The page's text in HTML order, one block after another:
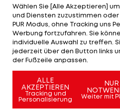
Die Dortmunder wollen
langfristig an den Verein
Laut Transferexperte
sich die Gespräche bereits
aber sogar bis 2030 oder
Damit möchte der BVB
Wählen Sie [Alle Akzeptieren]
und Diensten zuzustimmen oder
PUR Modus, ohne Tracking uns
Werbung fortzufahren. Sie
individuelle Auswahl zu treffen.
jederzeit über den Button links
der Fußzeile anpassen.
ALLE
AKZEPTIEREN
Tracking und
Personalisierung
NUR
Weiter mit